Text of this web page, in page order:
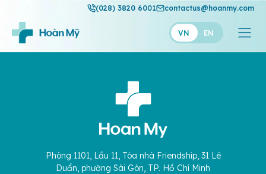
(028) 3820 6001 contactus@hoanmy.com
VN EN
Hoàn Mỹ Gold
Hạnh Phúc
Phòng 1101, Lầu 11, Tòa nhà Friendship, 31 Lê
Duẩn, phường Sài Gòn, TP. Hồ Chí Minh